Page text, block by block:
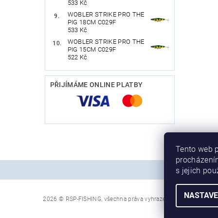
533 Kč
WOBLER STRIKE PRO THE
PIG 18CM C029F
533 Kč
WOBLER STRIKE PRO THE
PIG 15CM C029F
522 Kč
PŘIJÍMÁME ONLINE PLATBY
2026 © RSP-FISHING, všechna práva vyhrazena
Tento web
s jejich